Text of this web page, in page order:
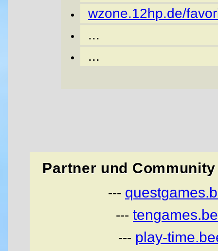
wzone.12hp.de/
...
...
Partner und
---
---
--- play-